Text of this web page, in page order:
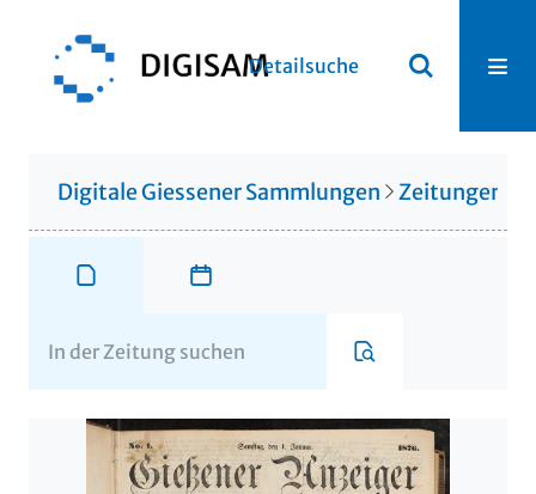
Detailsuche
Digitale Giessener Sammlungen Zeitungen